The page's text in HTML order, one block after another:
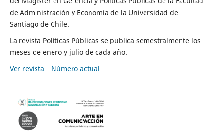
de Administración y Economía de la Universidad de
Santiago de Chile.
La revista Políticas Públicas se publica semestralmente los
meses de enero y julio de cada año.
Ver revista
Número actual